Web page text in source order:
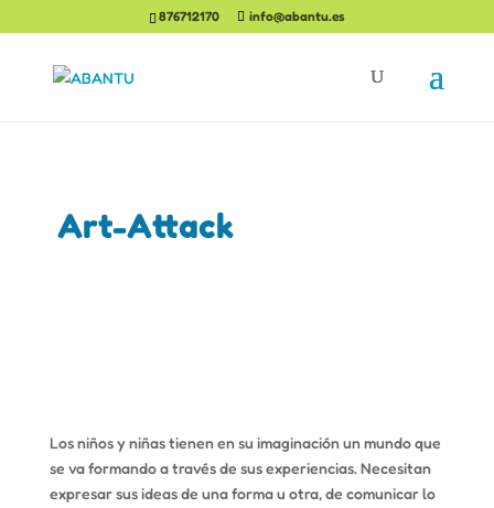
876712170 info@abantu.es
Art-Attack
Los niños y niñas tienen en su imaginación un mundo que
se va formando a través de sus experiencias. Necesitan
expresar sus ideas de una forma u otra, de comunicar lo